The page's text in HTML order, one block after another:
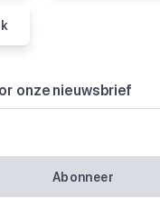
onze nieuwsbrief
Abonneer